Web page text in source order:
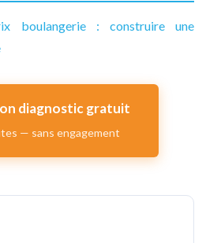
boulangerie : construire une
diagnostic gratuit
— sans engagement